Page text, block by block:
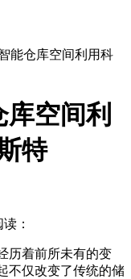
能仓库空间利用科
空间利
特
读：
历着前所未有的变
不仅改变了传统的储